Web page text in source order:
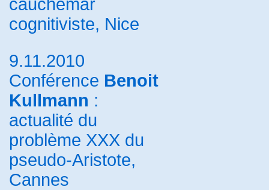
cauchemar
cognitiviste, Nice
9.11.2010
Conférence Benoit
Kullmann :
actualité du
problème XXX du
pseudo-Aristote,
Cannes